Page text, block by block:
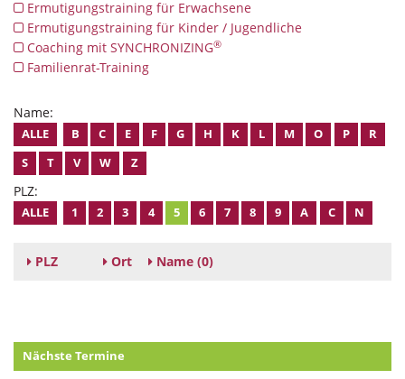
Ermutigungstraining für Erwachsene
Ermutigungstraining für Kinder / Jugendliche
Coaching mit SYNCHRONIZING®
Familienrat-Training
Name:
ALLE B C E F G H K L M O P
R
S
T V W Z
PLZ:
ALLE 1 2 3 4 5 6 7 8 9 A C N
PLZ Ort Name (0)
Nächste Termine